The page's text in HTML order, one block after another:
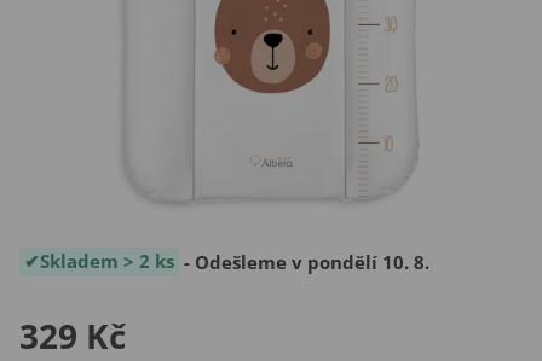
Skladem > 2 ks - Odešleme v pondělí 10. 8.
329 Kč